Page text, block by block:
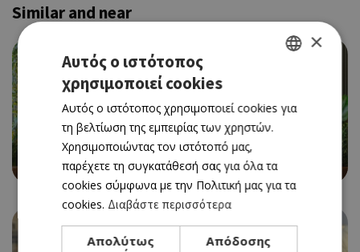
Similar and near
CAFE RESTAURANT
BEAN BAR 360
ENGLISH
×
Αυτός ο ιστότοπος
χρησιμοποιεί cookies
Αυτός ο ιστότοπος χρησιμοποιεί cookies για
τη βελτίωση της εμπειρίας των χρηστών.
Χρησιμοποιώντας τον ιστότοπό μας,
παρέχετε τη συγκατάθεσή σας για όλα τα
cookies σύμφωνα με την Πολιτική μας για τα
cookies. Διαβάστε περισσότερα
Απολύτως
Απόδοσης